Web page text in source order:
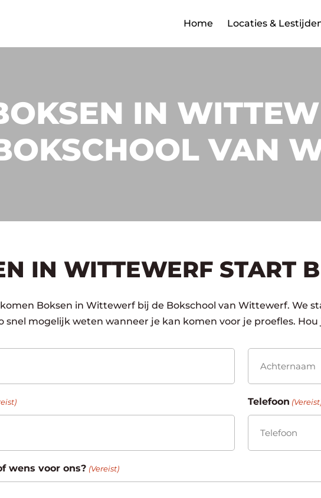
Home Locaties &
IN
VAN
IN WITTEWERF START
Boksen in Wittewerf bij de Bokschool van Wittewerf. We
snel mogelijk weten wanneer je kan komen voor je proefles.
Telefoon
wens voor ons? (Vereist)